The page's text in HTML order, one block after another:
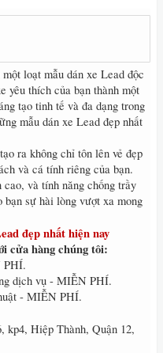
loạt mẫu dán xe Lead độc
yêu thích của bạn thành một
tạo tinh tế và đa dạng trong
mẫu dán xe Lead đẹp nhất
ra không chỉ tôn lên vẻ đẹp
và cá tính riêng của bạn.
và tính năng chống trầy
sự hài lòng vượt xa mong
đẹp nhất hiện nay
cửa hàng chúng tôi:
PHÍ.
dịch vụ - MIỄN PHÍ.
- MIỄN PHÍ.
kp4, Hiệp Thành, Quận 12,